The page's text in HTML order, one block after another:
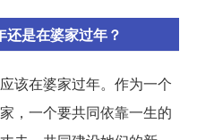
是在婆家过年？
该在婆家过年。作为一个
，一个要共同依靠一生的